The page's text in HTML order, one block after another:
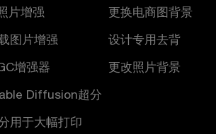
片增强
图片增强
增强器
Diffusion超分
用于大幅打印
更换电商图背景
设计专用去背
更改照片背景